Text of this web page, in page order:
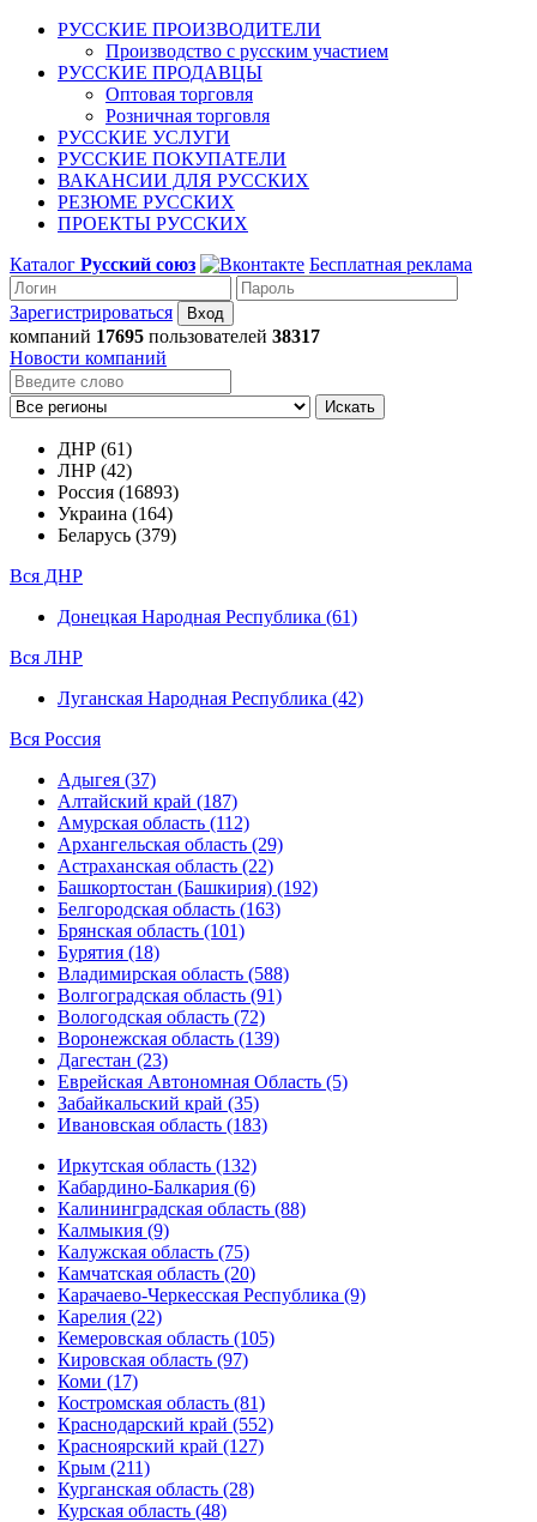
РУССКИЕ ПРОИЗВОДИТЕЛИ
Производство с русским участием
РУССКИЕ ПРОДАВЦЫ
Оптовая торговля
Розничная торговля
РУССКИЕ УСЛУГИ
РУССКИЕ ПОКУПАТЕЛИ
ВАКАНСИИ ДЛЯ РУССКИХ
РЕЗЮМЕ РУССКИХ
ПРОЕКТЫ РУССКИХ
Каталог Русский союз Бесплатная реклама
Зарегистрироваться
компаний 17695 пользователей 38317
Новости компаний
Искать
ДНР (61)
ЛНР (42)
Россия (16893)
Украина (164)
Беларусь (379)
Вся ДНР
Донецкая Народная Республика (61)
Вся ЛНР
Луганская Народная Республика (42)
Вся Россия
Адыгея (37)
Алтайский край (187)
Амурская область (112)
Архангельская область (29)
Астраханская область (22)
Башкортостан (Башкирия) (192)
Белгородская область (163)
Брянская область (101)
Бурятия (18)
Владимирская область (588)
Волгоградская область (91)
Вологодская область (72)
Воронежская область (139)
Дагестан (23)
Еврейская Автономная Область (5)
Забайкальский край (35)
Ивановская область (183)
Иркутская область (132)
Кабардино-Балкария (6)
Калининградская область (88)
Калмыкия (9)
Калужская область (75)
Камчатская область (20)
Карачаево-Черкесская Республика (9)
Карелия (22)
Кемеровская область (105)
Кировская область (97)
Коми (17)
Костромская область (81)
Краснодарский край (552)
Красноярский край (127)
Крым (211)
Курганская область (28)
Курская область (48)